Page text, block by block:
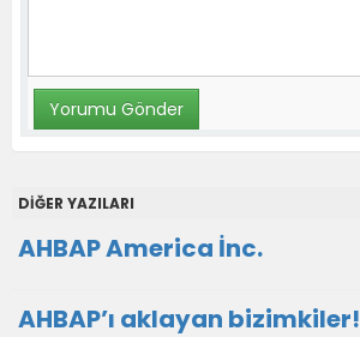
DİĞER YAZILARI
AHBAP America İnc.
AHBAP’ı aklayan bizimkiler!